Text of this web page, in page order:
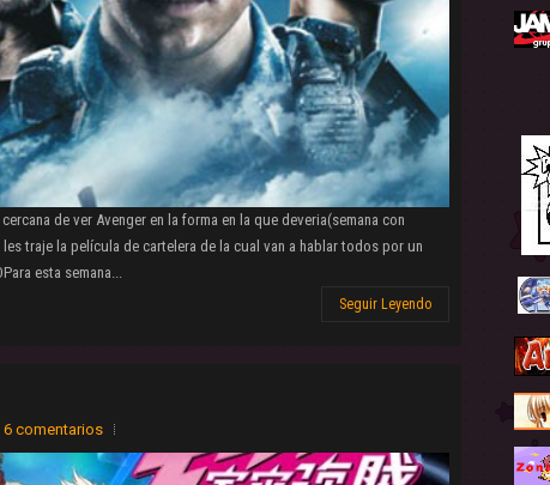
de ver Avenger en la forma en la que deveria(semana con
traje la película de cartelera de la cual van a hablar todos por un
esta semana...
Seguir Leyendo
6 comentarios